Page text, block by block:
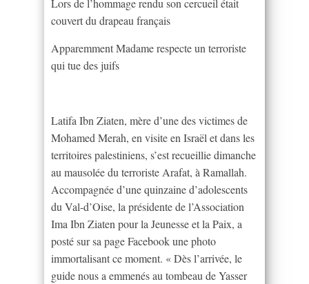
Lors de l’hommage rendu son cercueil était
couvert du drapeau français
Apparemment Madame respecte un terroriste
qui tue des juifs
Latifa Ibn Ziaten, mère d’une des victimes de
Mohamed Merah, en visite en Israël et dans les
territoires palestiniens, s’est recueillie dimanche
au mausolée du terroriste Arafat, à Ramallah.
Accompagnée d’une quinzaine d’adolescents
du Val-d’Oise, la présidente de l’Association
Ima Ibn Ziaten pour la Jeunesse et la Paix, a
posté sur sa page Facebook une photo
immortalisant ce moment. « Dès l’arrivée, le
guide nous a emmenés au tombeau de Yasser